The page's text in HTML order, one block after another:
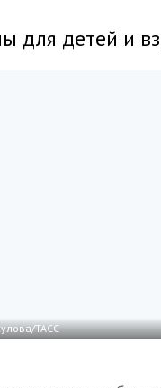
для детей и
ТАСС